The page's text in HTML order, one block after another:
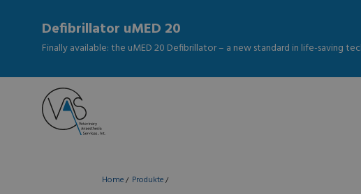
Defibrillator uMED 20
Finally available: the uMED 20 Defibrillator – a new standard in life-saving
Home Produkte